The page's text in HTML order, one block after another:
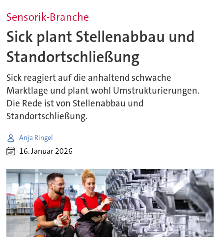
Sensorik-Branche
Sick plant Stellenabbau und
Standortschließung
Sick reagiert auf die anhaltend schwache
Marktlage und plant wohl Umstrukturierungen.
Die Rede ist von Stellenabbau und
Standortschließung.
Anja Ringel
16. Januar 2026